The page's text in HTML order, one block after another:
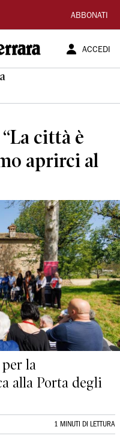
ABBONATI
ACCEDI
città è
aprirci al
la
alla Porta degli
1 MINUTI DI LETTURA